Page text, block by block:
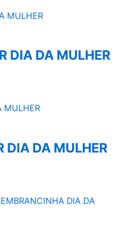
DIA DA MULHER
DIA DA MULHER